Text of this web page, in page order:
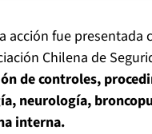
acción fue presentada
Chilena de
de controles,
neurología,
interna.